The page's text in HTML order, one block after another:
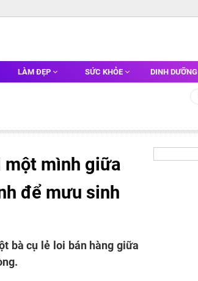
LÀM ĐẸP SỨC KHỎE DINH DƯỠNG
một mình giữa
để mưu sinh
bà cụ lẻ loi bán hàng giữa